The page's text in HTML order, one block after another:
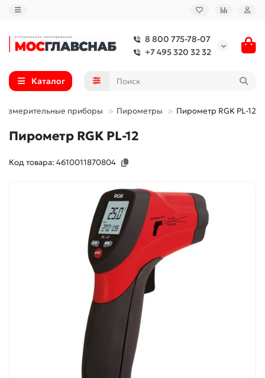
8 800 775-78-07
+7 495 320 32 32
Каталог
измерительные приборы Пирометры Пирометр RGK PL-12
Пирометр RGK PL-12
Код товара: 4610011870804